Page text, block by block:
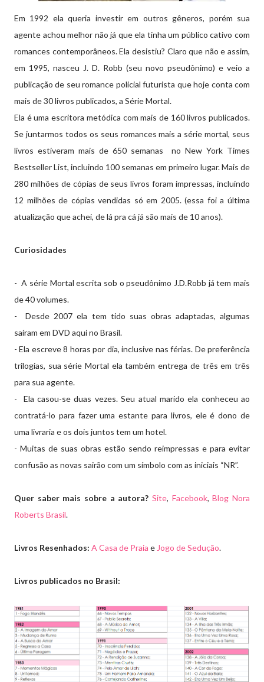
Em 1992 ela queria investir em outros gêneros, porém sua
agente achou melhor não já que ela tinha um público cativo com
romances contemporâneos. Ela desistiu? Claro que não e assim,
em 1995, nasceu J. D. Robb (seu novo pseudônimo) e veio a
publicação de seu romance policial futurista que hoje conta com
mais de 30 livros publicados, a Série Mortal.
Ela é uma escritora metódica com mais de 160 livros publicados.
Se juntarmos todos os seus romances mais a série mortal, seus
livros estiveram mais de 650 semanas no New York Times
Bestseller List, incluindo 100 semanas em primeiro lugar. Mais de
280 milhões de cópias de seus livros foram impressas, incluindo
12 milhões de cópias vendidas só em 2005. (essa foi a última
atualização que achei, de lá pra cá já são mais de 10 anos).
Curiosidades
- A série Mortal escrita sob o pseudônimo J.D.Robb já tem mais
de 40 volumes.
- Desde 2007 ela tem tido suas obras adaptadas, algumas
saíram em DVD aqui no Brasil.
- Ela escreve 8 horas por dia, inclusive nas férias. De preferência
trilogias, sua série Mortal ela também entrega de três em três
para sua agente.
- Ela casou-se duas vezes. Seu atual marido ela conheceu ao
contratá-lo para fazer uma estante para livros, ele é dono de
uma livraria e os dois juntos tem um hotel.
- Muitas de suas obras estão sendo reimpressas e para evitar
confusão as novas sairão com um símbolo com as iniciais “NR”.
Quer saber mais sobre a autora? Site, Facebook,Blog Nora
Roberts Brasil.
Livros Resenhados: A Casa de Praia e Jogo de Sedução.
Livros publicados no Brasil: